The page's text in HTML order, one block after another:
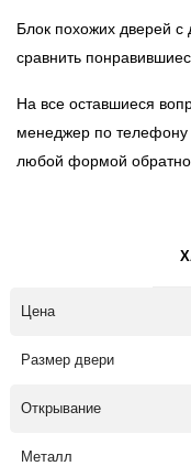
Блок похожих дверей с
сравнить
На все оставшиеся
менеджер по телефону
любой формой
Цена
Размер двери
Открывание
Металл